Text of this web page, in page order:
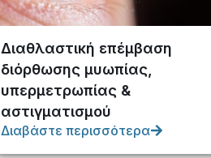
Διαθλαστική επέμβαση
διόρθωσης μυωπίας,
υπερμετρωπίας &
αστιγματισμού
Διαβάστε περισσότερα